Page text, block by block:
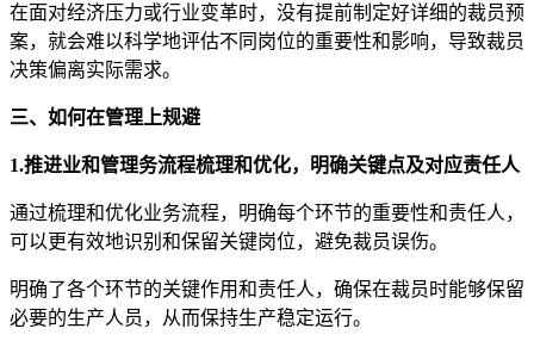
在面对经济压力或行业变革时，没有提前制定好详细的裁员预
案，就会难以科学地评估不同岗位的重要性和影响，导致裁员
决策偏离实际需求。
三、如何在管理上规避
1.推进业和管理务流程梳理和优化，明确关键点及对应责任人
通过梳理和优化业务流程，明确每个环节的重要性和责任人，
可以更有效地识别和保留关键岗位，避免裁员误伤。
明确了各个环节的关键作用和责任人，确保在裁员时能够保留
必要的生产人员，从而保持生产稳定运行。